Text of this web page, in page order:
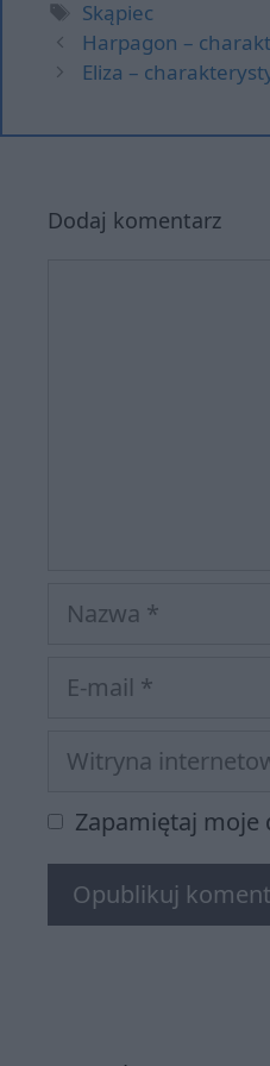
Tagi
Skąpiec
Harpagon –
Eliza –
Dodaj komentarz
Nazwa
Witryna
internetowa
Zapamiętaj moje